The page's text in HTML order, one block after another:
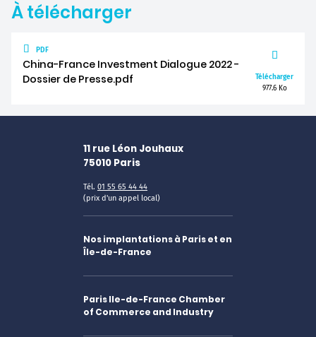
À télécharger
PDF
China-France Investment Dialogue 2022 -
Dossier de Presse.pdf
Télécharger
977.6 Ko
11 rue Léon Jouhaux
75010 Paris
Tél. 01 55 65 44 44
(prix d'un appel local)
Nos implantations à Paris et en
Île-de-France
Paris Ile-de-France Chamber
of Commerce and Industry